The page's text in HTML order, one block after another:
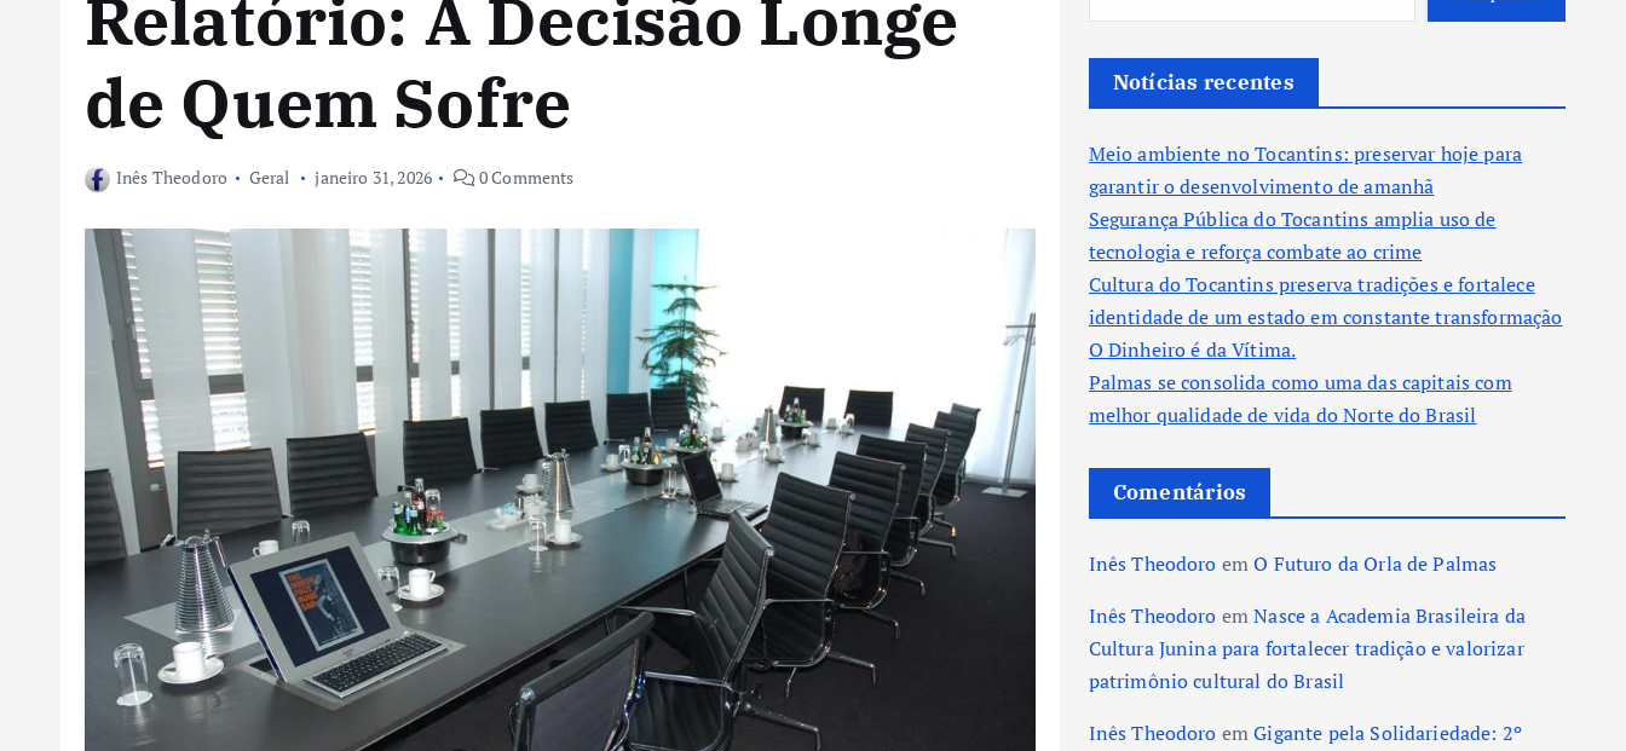
Relatório: A Decisão Longe
de Quem Sofre
Inês Theodoro Geral janeiro 31, 2026 0 Comments
Notícias recentes
Meio ambiente no Tocantins: preservar hoje para
garantir o desenvolvimento de amanhã
Segurança Pública do Tocantins amplia uso de
tecnologia e reforça combate ao crime
Cultura do Tocantins preserva tradições e fortalece
identidade de um estado em constante transformação
O Dinheiro é da Vítima.
Palmas se consolida como uma das capitais com
melhor qualidade de vida do Norte do Brasil
Comentários
Inês Theodoro emO Futuro da Orla de Palmas
Inês Theodoro emNasce a Academia Brasileira da
Cultura Junina para fortalecer tradição e valorizar
patrimônio cultural do Brasil
Inês Theodoro emGigante pela Solidariedade: 2º